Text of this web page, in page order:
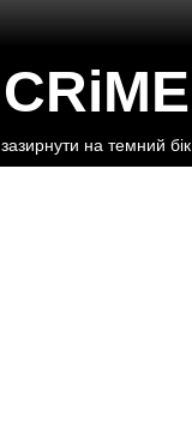
CRiME
зазирнути на темний бік